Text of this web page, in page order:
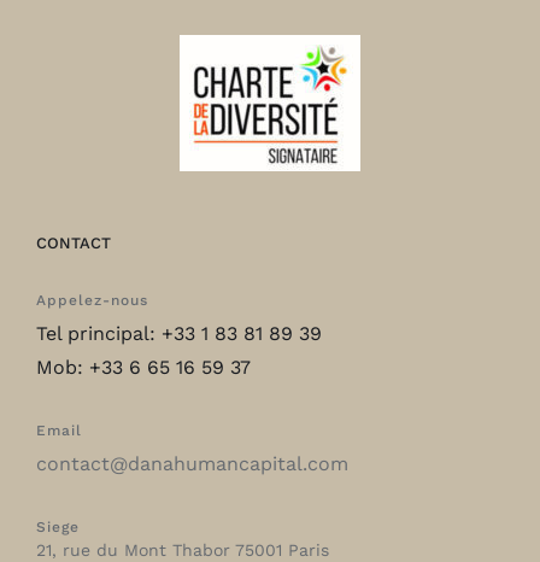
CONTACT
Appelez-nous
Tel principal: +33 1 83 81 89 39
Mob: +33 6 65 16 59 37
Email
contact@danahumancapital.com
Siege
21, rue du Mont Thabor 75001 Paris